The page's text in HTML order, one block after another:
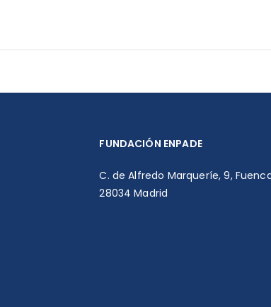
FUNDACIÓN ENPADE
C. de Alfredo Marqueríe, 9,
28034 Madrid